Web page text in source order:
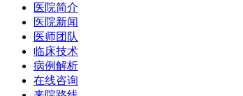
医院简介
医院新闻
医师团队
临床技术
病例解析
在线咨询